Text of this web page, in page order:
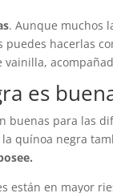
. Aunque muchos
hacerlas
es
buenas para las
quínoa negra
están en mayor